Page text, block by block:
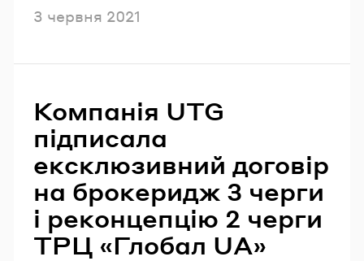
Опубліковано
3 червня 2021
Компанія UTG
підписала
ексклюзивний договір
на брокеридж 3 черги
і реконцепцію 2 черги
ТРЦ «Глобал UA»